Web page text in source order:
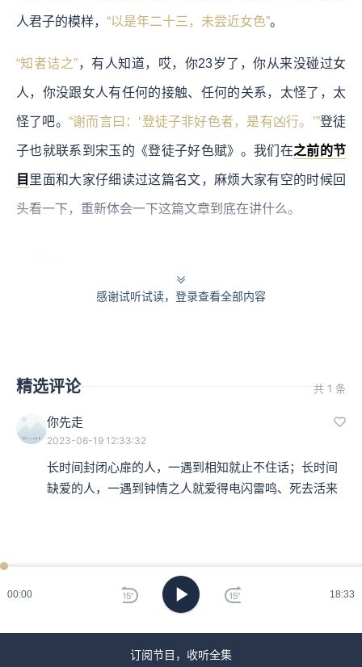
00:00 18:33
人君子的模样， “以是年二十三，未尝近女色”。
“知者诘之”，有人知道，哎，你23岁了，你从来没碰过女
人，你没跟女人有任何的接触、任何的关系，太怪了，太
怪了吧。 “谢而言曰：‘登徒子非好色者，是有凶行。’”登徒
子也就联系到宋玉的《登徒子好色赋》。我们在之前的节
目 里面和大家仔细读过这篇名文，麻烦大家有空的时候回
头看一下，重新体会一下这篇文章到底在讲什么。
感谢试听试读，登录查看全部内容
精选评论 共 1 条
你先走
2023-06-19 12:33:32
长时间封闭心扉的人，一遇到相知就止不住话；长时间
缺爱的人，一遇到钟情之人就爱得电闪雷鸣、死去活来
订阅节目，收听全集